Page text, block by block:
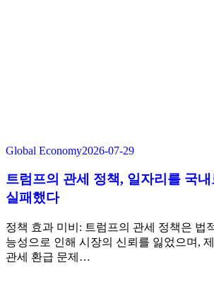
Global Economy2026-07-29
트럼프의 관세 정책, 일자리를 국내
실패했다
정책 효과 미비: 트럼프의 관세 정책은 법
능성으로 인해 시장의 신뢰를 잃었으며,
관세 환급 문제…